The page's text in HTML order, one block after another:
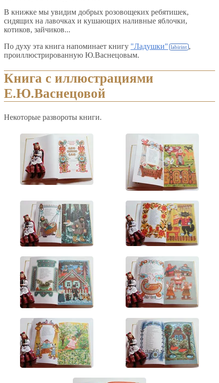
В книжке мы увидим добрых розовощеких ребятишек,
сидящих на лавочках и кушающих наливные яблочки,
котиков, зайчиков...
По духу эта книга напоминает книгу "Ладушки"
,
проиллюстрированную Ю.Васнецовым.
Книга с иллюстрациями
Е.Ю.Васнецовой
Некоторые развороты книги.